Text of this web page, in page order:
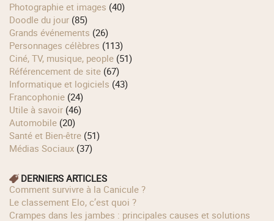
Photographie et images (40)
Doodle du jour (85)
Grands événements (26)
Personnages célèbres (113)
Ciné, TV, musique, people (51)
Référencement de site (67)
Informatique et logiciels (43)
Francophonie (24)
Utile à savoir (46)
Automobile (20)
Santé et Bien-être (51)
Médias Sociaux (37)
DERNIERS ARTICLES
Comment survivre à la Canicule ?
Le classement Elo, c’est quoi ?
Crampes dans les jambes : principales causes et solutions